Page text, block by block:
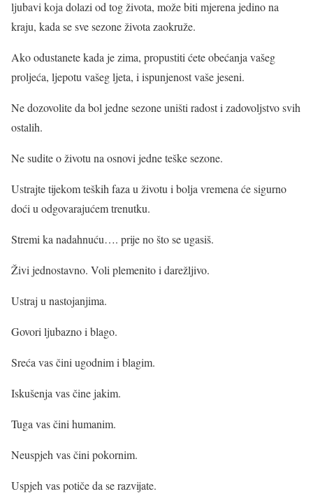
ljubavi koja dolazi od tog života, može biti mjerena jedino na
kraju, kada se sve sezone života zaokruže.
Ako odustanete kada je zima, propustiti ćete obećanja vašeg
proljeća, ljepotu vašeg ljeta, i ispunjenost vaše jeseni.
Ne dozovolite da bol jedne sezone uništi radost i zadovoljstvo svih
ostalih.
Ne sudite o životu na osnovi jedne teške sezone.
Ustrajte tijekom teških faza u životu i bolja vremena će sigurno
doći u odgovarajućem trenutku.
Stremi ka nadahnuću…. prije no što se ugasiš.
Živi jednostavno. Voli plemenito i darežljivo.
Ustraj u nastojanjima.
Govori ljubazno i blago.
Sreća vas čini ugodnim i blagim.
Iskušenja vas čine jakim.
Tuga vas čini humanim.
Neuspjeh vas čini pokornim.
Uspjeh vas potiče da se razvijate.